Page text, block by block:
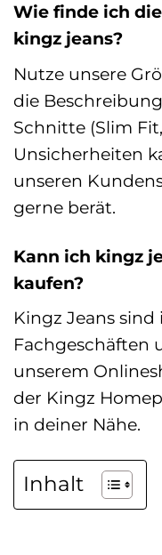
Wie finde ich
kingz jeans?
Nutze unsere
die
Schnitte (Slim
Unsicherheiten
unseren
gerne berät.
Kann ich kingz
kaufen?
Kingz Jeans
Fachgeschäften
unserem
der Kingz
in deiner Nähe.
Inhalt